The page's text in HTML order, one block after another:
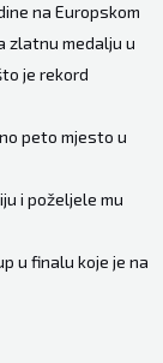
na Europskom
zlatnu medalju u
je rekord
peto mjesto u
i poželjele mu
u finalu koje je na